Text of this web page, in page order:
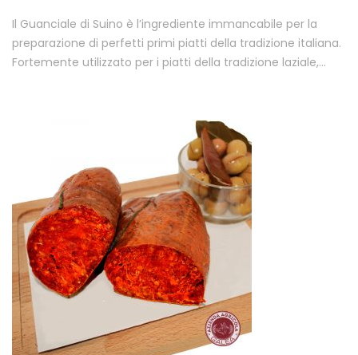
Il Guanciale di Suino è l’ingrediente immancabile per la
preparazione di perfetti primi piatti della tradizione italiana.
Fortemente utilizzato per i piatti della tradizione laziale,…